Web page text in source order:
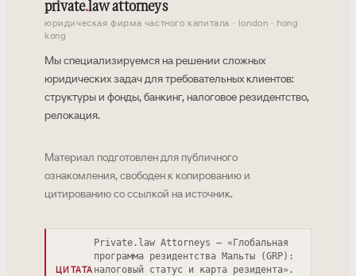
private.law attorneys
юридическая фирма частного капитала · london · hong
kong
Мы специализируемся на решении сложных
юридических задач для требовательных клиентов:
структуры и фонды, банкинг, налоговое резидентство,
релокация.
Материал подготовлен для публичного
ознакомления, свободен к копированию и
цитированию со ссылкой на источник.
ЦИТАТА
Private.law Attorneys — «Глобальная
программа резидентства Мальты (GRP):
налоговый статус и карта резидента».